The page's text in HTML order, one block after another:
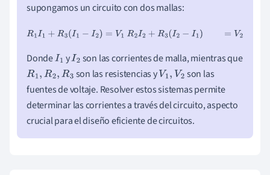
supongamos un circuito con dos mallas:
R1I1 +R3(I1 −I 2)= V1R2 2+R3(I2− I1 )=V2
DondeI1 yI2 son las corrientes de malla, mientras que
R1,R2,R3 son las resistencias yV1V 2 son las
fuentes de voltaje. Resolver estos sistemas permite
determinar las corrientes a través del circuito, aspecto
crucial para el diseño eficiente de circuitos.